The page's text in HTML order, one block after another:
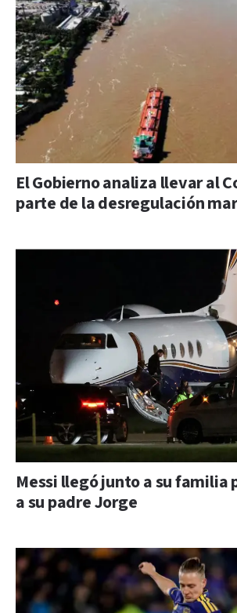
El Gobierno analiza llevar al
parte de la desregulación
Messi llegó junto a su familia
a su padre Jorge